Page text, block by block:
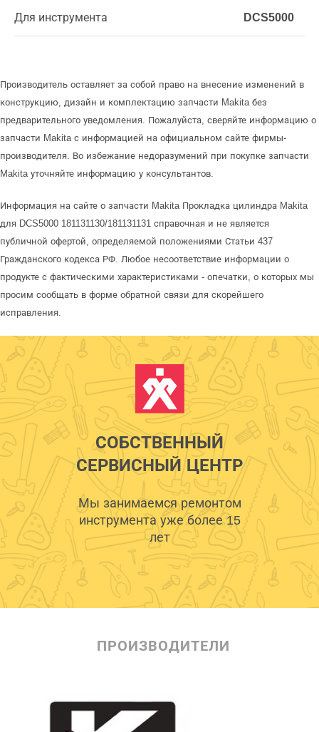
Для инструмента DCS5000
Производитель оставляет за собой право на внесение изменений в
конструкцию, дизайн и комплектацию запчасти Makita без
предварительного уведомления. Пожалуйста, сверяйте информацию о
запчасти Makita с информацией на официальном сайте фирмы-
производителя. Во избежание недоразумений при покупке запчасти
Makita уточняйте информацию у консультантов.
Информация на сайте о запчасти Makita Прокладка цилиндра Makita
для DCS5000 181131130/181131131 справочная и не является
публичной офертой, определяемой положениями Статьи 437
Гражданского кодекса РФ. Любое несоответствие информации о
продукте с фактическими характеристиками - опечатки, о которых мы
просим сообщать в форме обратной связи для скорейшего
исправления.
СОБСТВЕННЫЙ
СЕРВИСНЫЙ ЦЕНТР
Мы занимаемся ремонтом
инструмента уже более 15
лет
ПРОИЗВОДИТЕЛИ